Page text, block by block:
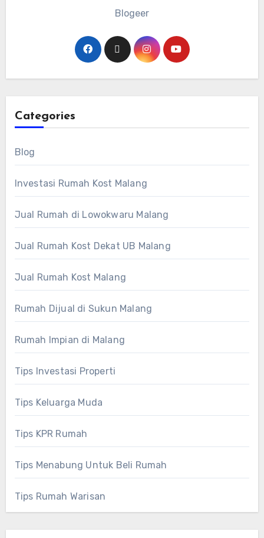
Blogeer
Categories
Blog
Investasi Rumah Kost Malang
Jual Rumah di Lowokwaru Malang
Jual Rumah Kost Dekat UB Malang
Jual Rumah Kost Malang
Rumah Dijual di Sukun Malang
Rumah Impian di Malang
Tips Investasi Properti
Tips Keluarga Muda
Tips KPR Rumah
Tips Menabung Untuk Beli Rumah
Tips Rumah Warisan